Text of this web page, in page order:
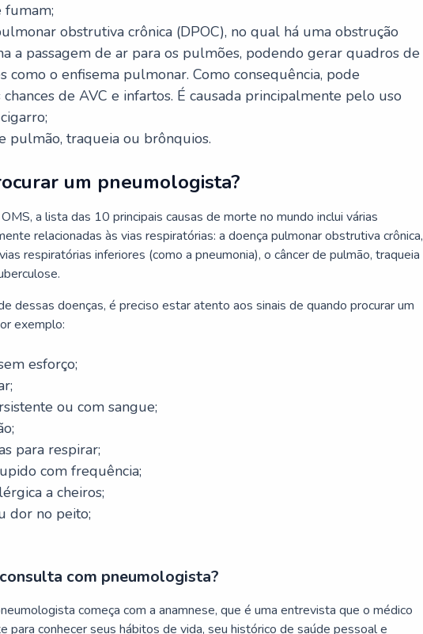
fumam;
obstrutiva crônica (DPOC), no qual há uma obstrução
a passagem de ar para os pulmões, podendo gerar quadros de
como o enfisema pulmonar. Como consequência, pode
de AVC e infartos. É causada principalmente pelo uso
pulmão, traqueia ou brônquios.
um pneumologista?
a lista das 10 principais causas de morte no mundo inclui várias
relacionadas às vias respiratórias: a doença pulmonar obstrutiva crônica,
respiratórias inferiores (como a pneumonia), o câncer de pulmão, traqueia
dessas doenças, é preciso estar atento aos sinais de quando procurar um
exemplo:
esforço;
ou com sangue;
para respirar;
com frequência;
a cheiros;
dor no peito;
com pneumologista?
começa com a anamnese, que é uma entrevista que o médico
para conhecer seus hábitos de vida, seu histórico de saúde pessoal e